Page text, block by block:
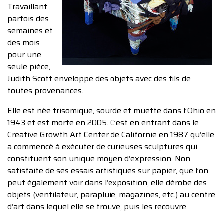
Travaillant
parfois des
semaines et
des mois
pour une
seule pièce,
Judith Scott enveloppe des objets avec des fils de
toutes provenances.
Elle est née trisomique, sourde et muette dans l’Ohio en
1943 et est morte en 2005. C’est en entrant dans le
Creative Growth Art Center de Californie en 1987 qu’elle
a commencé à exécuter de curieuses sculptures qui
constituent son unique moyen d’expression. Non
satisfaite de ses essais artistiques sur papier, que l’on
peut également voir dans l’exposition, elle dérobe des
objets (ventilateur, parapluie, magazines, etc.) au centre
d’art dans lequel elle se trouve, puis les recouvre